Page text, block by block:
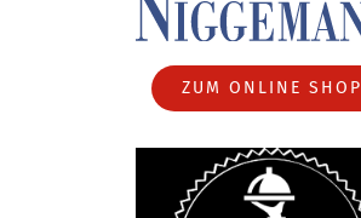
ZUM ONLINE SHOP